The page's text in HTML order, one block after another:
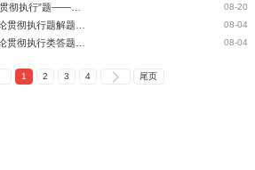
08-20
08-04
08-04
1 2 3 4 尾页